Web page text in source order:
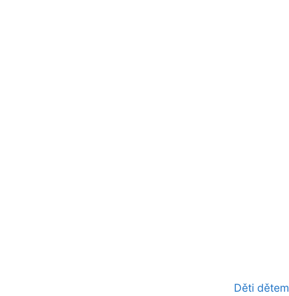
Děti dětem